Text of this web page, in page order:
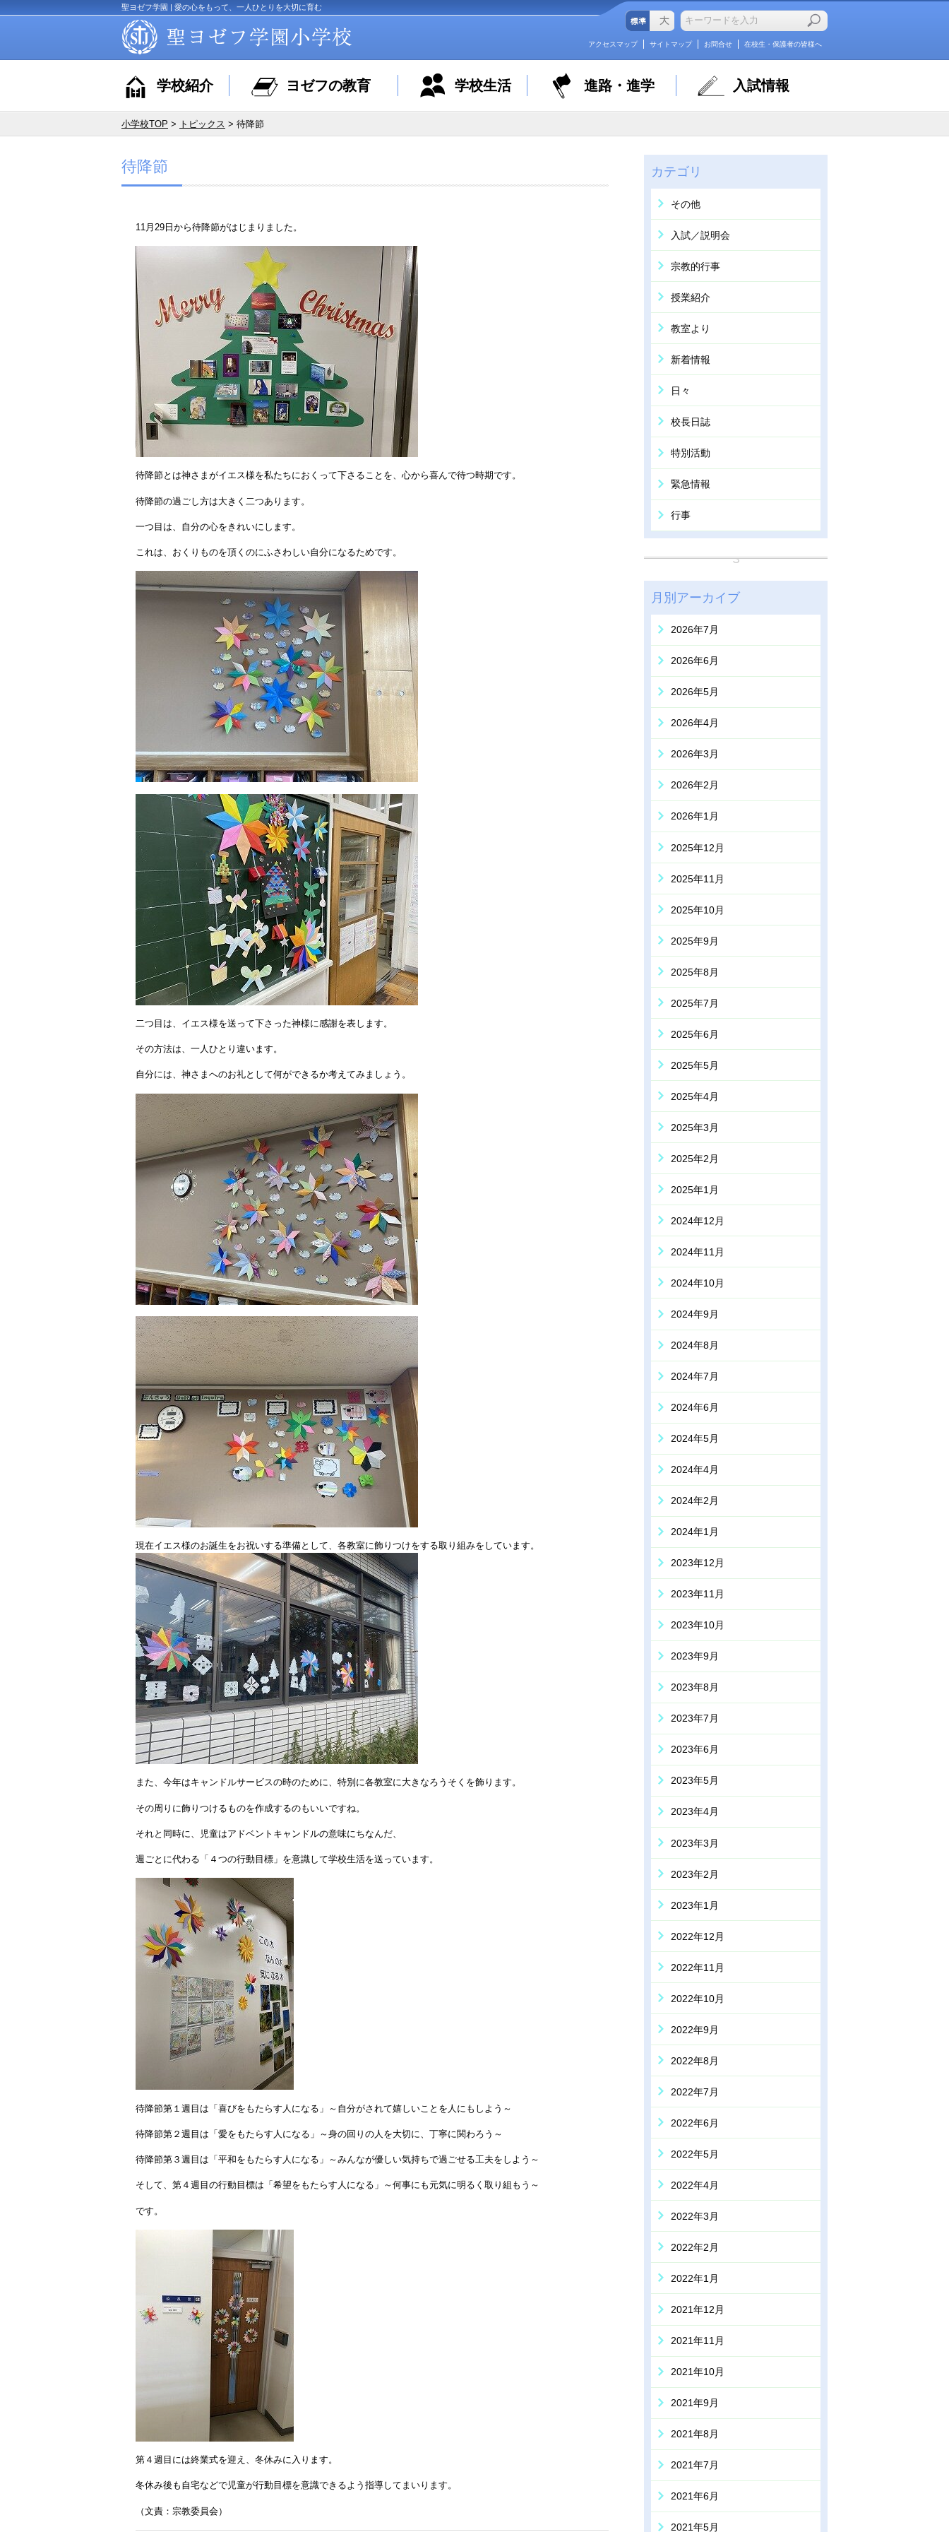
聖ヨゼフ学園 | 愛の心をもって、一人ひとりを大切に育む
アクセスマップ サイトマップ お問合せ 在校生・保護者の皆様へ
学校紹介 ヨゼフの教育 学校生活 進路・進学 入試情報
小学校TOP > トピックス > 待降節
待降節
11月29日から待降節がはじまりました。
待降節とは神さまがイエス様を私たちにおくって下さることを、心から喜んで待つ時期です。
待降節の過ごし方は大きく二つあります。
一つ目は、自分の心をきれいにします。
これは、おくりものを頂くのにふさわしい自分になるためです。
二つ目は、イエス様を送って下さった神様に感謝を表します。
その方法は、一人ひとり違います。
自分には、神さまへのお礼として何ができるか考えてみましょう。
現在イエス様のお誕生をお祝いする準備として、各教室に飾りつけをする取り組みをしています。
また、今年はキャンドルサービスの時のために、特別に各教室に大きなろうそくを飾ります。
その周りに飾りつけるものを作成するのもいいですね。
それと同時に、児童はアドベントキャンドルの意味にちなんだ、
週ごとに代わる「４つの行動目標」を意識して学校生活を送っています。
待降節第１週目は「喜びをもたらす人になる」～自分がされて嬉しいことを人にもしよう～
待降節第２週目は「愛をもたらす人になる」～身の回りの人を大切に、丁寧に関わろう～
待降節第３週目は「平和をもたらす人になる」～みんなが優しい気持ちで過ごせる工夫をしよう～
そして、第４週目の行動目標は「希望をもたらす人になる」～何事にも元気に明るく取り組もう～
です。
第４週目には終業式を迎え、冬休みに入ります。
冬休み後も自宅などで児童が行動目標を意識できるよう指導してまいります。
（文責：宗教委員会）
カテゴリ
その他
入試／説明会
宗教的行事
授業紹介
教室より
新着情報
日々
校長日誌
特別活動
緊急情報
行事
月別アーカイブ
2026年7月
2026年6月
2026年5月
2026年4月
2026年3月
2026年2月
2026年1月
2025年12月
2025年11月
2025年10月
2025年9月
2025年8月
2025年7月
2025年6月
2025年5月
2025年4月
2025年3月
2025年2月
2025年1月
2024年12月
2024年11月
2024年10月
2024年9月
2024年8月
2024年7月
2024年6月
2024年5月
2024年4月
2024年2月
2024年1月
2023年12月
2023年11月
2023年10月
2023年9月
2023年8月
2023年7月
2023年6月
2023年5月
2023年4月
2023年3月
2023年2月
2023年1月
2022年12月
2022年11月
2022年10月
2022年9月
2022年8月
2022年7月
2022年6月
2022年5月
2022年4月
2022年3月
2022年2月
2022年1月
2021年12月
2021年11月
2021年10月
2021年9月
2021年8月
2021年7月
2021年6月
2021年5月